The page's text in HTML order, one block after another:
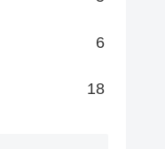
6
18